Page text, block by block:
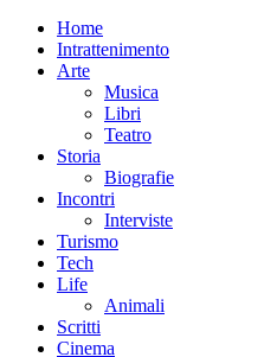
Home
Intrattenimento
Arte
Musica
Libri
Teatro
Storia
Biografie
Incontri
Interviste
Turismo
Tech
Life
Animali
Scritti
Cinema